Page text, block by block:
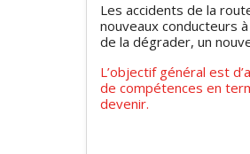
Les accidents de la
nouveaux conducteurs
de la dégrader, un
L’objectif général est
de compétences en
devenir.